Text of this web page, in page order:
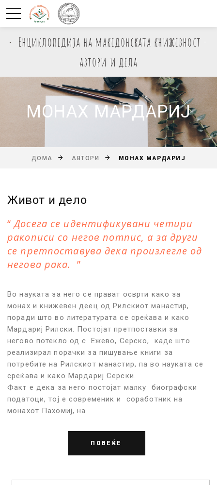
Енциклопедија на македонската книжевност -
автори и дела
МОНАХ МАРДАРИЈ
ДОМА АВТОРИ МОНАХ МАРДАРИЈ
Живот и дело
Досега се идентификувани четири
ракописи со негов потпис, а за други
се претпоставува дека произлегле од
негова рака.
Во науката за него се прават осврти како за
монах и книжевен деец од Рилскиот манастир,
поради што во литературата се среќава и како
Мардариј Рилски. Постојат претпоставки за
негово потекло од с. Ежево, Серско, каде што
реализирал порачки за пишување книги за
потребите на Рилскиот манастир, па во науката се
среќава и како Мардариј Серски.
Факт е дека за него постојат малку биографски
податоци, тој е современик и соработник на
монахот Пахомиј, на
ПОВЕЌЕ